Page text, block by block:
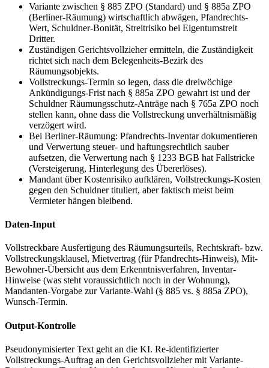
Variante zwischen § 885 ZPO (Standard) und § 885a ZPO
(Berliner-Räumung) wirtschaftlich abwägen, Pfandrechts-
Wert, Schuldner-Bonität, Streitrisiko bei Eigentumstreit
Dritter.
Zuständigen Gerichtsvollzieher ermitteln, die Zuständigkeit
richtet sich nach dem Belegenheits-Bezirk des
Räumungsobjekts.
Vollstreckungs-Termin so legen, dass die dreiwöchige
Ankündigungs-Frist nach § 885a ZPO gewahrt ist und der
Schuldner Räumungsschutz-Anträge nach § 765a ZPO noch
stellen kann, ohne dass die Vollstreckung unverhältnismäßig
verzögert wird.
Bei Berliner-Räumung: Pfandrechts-Inventar dokumentieren
und Verwertung steuer- und haftungsrechtlich sauber
aufsetzen, die Verwertung nach § 1233 BGB hat Fallstricke
(Versteigerung, Hinterlegung des Übererlöses).
Mandant über Kostenrisiko aufklären, Vollstreckungs-Kosten
gegen den Schuldner tituliert, aber faktisch meist beim
Vermieter hängen bleibend.
Daten-Input
Vollstreckbare Ausfertigung des Räumungsurteils, Rechtskraft- bzw.
Vollstreckungsklausel, Mietvertrag (für Pfandrechts-Hinweis), Mit-
Bewohner-Übersicht aus dem Erkenntnisverfahren, Inventar-
Hinweise (was steht voraussichtlich noch in der Wohnung),
Mandanten-Vorgabe zur Variante-Wahl (§ 885 vs. § 885a ZPO),
Wunsch-Termin.
Output-Kontrolle
Pseudonymisierter Text geht an die KI. Re-identifizierter
Vollstreckungs-Auftrag an den Gerichtsvollzieher mit Variante-